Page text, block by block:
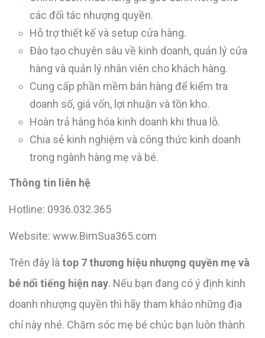
các đối tác nhượng quyền.
Hỗ trợ thiết kế và setup cửa hàng.
Đào tạo chuyên sâu về kinh doanh, quản lý cửa
hàng và quản lý nhân viên cho khách hàng.
Cung cấp phần mềm bán hàng để kiểm tra
doanh số, giá vốn, lợi nhuận và tồn kho.
Hoàn trả hàng hóa kinh doanh khi thua lỗ.
Chia sẻ kinh nghiệm và công thức kinh doanh
trong ngành hàng mẹ và bé.
Thông tin liên hệ
Hotline: 0936.032.365
Website: www.BimSua365.com
Trên đây là top 7 thương hiệu nhượng quyền mẹ và
bé nổi tiếng hiện nay. Nếu bạn đang có ý định kinh
doanh nhượng quyền thì hãy tham khảo những địa
chỉ này nhé. Chăm sóc mẹ bé chúc bạn luôn thành